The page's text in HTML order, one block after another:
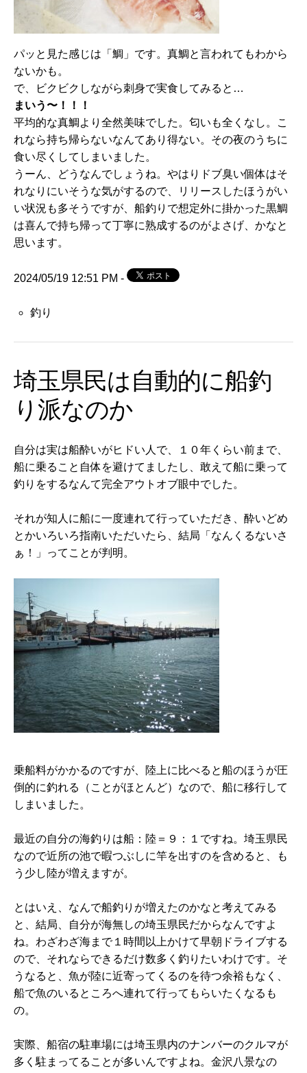
パッと見た感じは「鯛」です。 真鯛と言われてもわから
ないかも。
で、ビクビクしながら刺身で実食してみると…
まいう〜！！！
平均的な真鯛より全然美味でした。匂いも全くなし。
こ
れなら持ち帰らないなんてあり得ない。 その夜のうちに
食い尽くしてしまいました。
うーん、どうなんでしょうね。 やはりドブ臭い個体はそ
れなりにいそうな気がするので、
リリースしたほうがい
い状況も多そうですが、 船釣りで想定外に掛かった黒鯛
は喜んで持ち帰って丁寧に熟成するのがよさげ、かなと
思います。
2024/05/19 12:51 PM -
釣り
埼玉県民は自動的に船釣
り派なのか
自分は実は船酔いがヒドい人で、１０年くらい前まで、
船に乗ること自体を避けてましたし、敢えて船に乗って
釣りをするなんて完全アウトオブ眼中でした。
それが知人に船に一度連れて行っていただき、酔いどめ
とかいろいろ指南いただいたら、結局「なんくるないさ
ぁ！」ってことが判明。
乗船料がかかるのですが、陸上に比べると船のほうが圧
倒的に釣れる（ことがほとんど）なので、船に移行して
しまいました。
最近の自分の海釣りは船：陸＝９：１ですね。埼玉県民
なので近所の池で暇つぶしに竿を出すのを含めると、も
う少し陸が増えますが。
とはいえ、なんで船釣りが増えたのかなと考えてみる
と、結局、自分が海無しの埼玉県民だからなんですよ
ね。わざわざ海まで１時間以上かけて早朝ドライブする
ので、それならできるだけ数多く釣りたいわけです。そ
うなると、魚が陸に近寄ってくるのを待つ余裕もなく、
船で魚のいるところへ連れて行ってもらいたくなるも
の。
実際、船宿の駐車場には埼玉県内のナンバーのクルマが
多く駐まってることが多いんですよね。金沢八景なの